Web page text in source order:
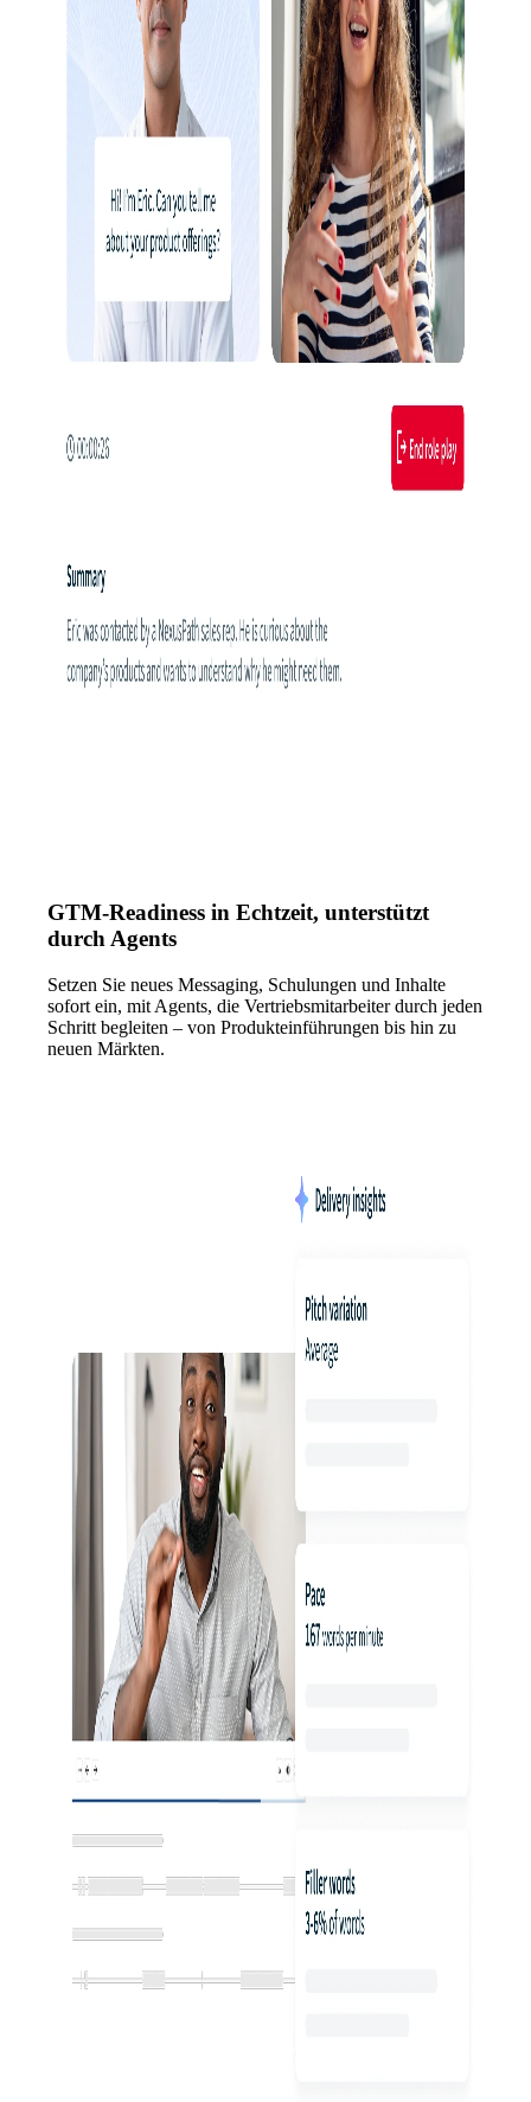
GTM-Readiness in Echtzeit, unterstützt
durch Agents
Setzen Sie neues Messaging, Schulungen und Inhalte
sofort ein, mit Agents, die Vertriebsmitarbeiter durch jeden
Schritt begleiten – von Produkteinführungen bis hin zu
neuen Märkten.